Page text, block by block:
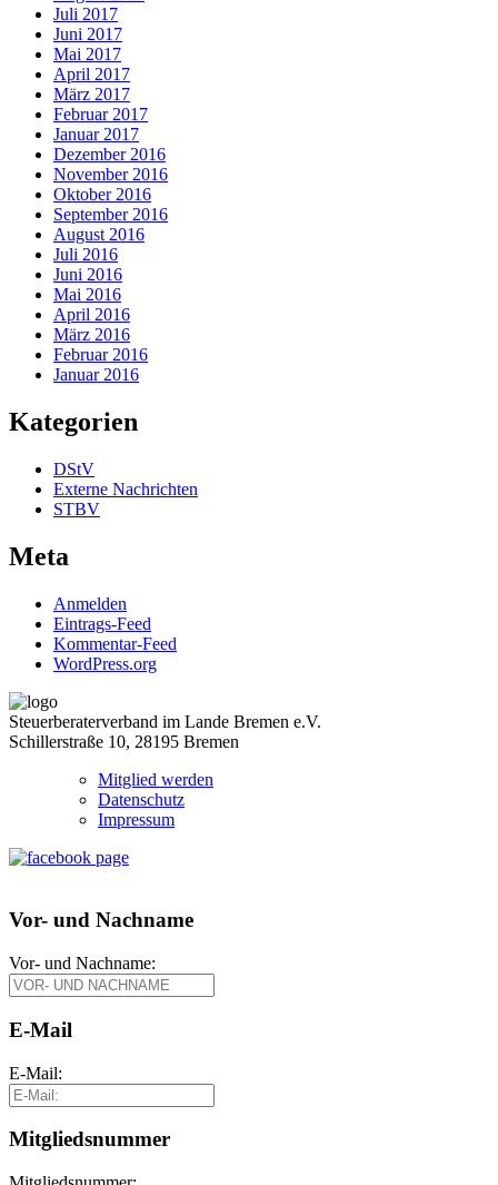
Juli 2017
Juni 2017
Mai 2017
April 2017
März 2017
Februar 2017
Januar 2017
Dezember 2016
November 2016
Oktober 2016
September 2016
August 2016
Juli 2016
Juni 2016
Mai 2016
April 2016
März 2016
Februar 2016
Januar 2016
Kategorien
DStV
Externe Nachrichten
STBV
Meta
Anmelden
Eintrags-Feed
Kommentar-Feed
WordPress.org
Steuerberaterverband im Lande Bremen e.V.
Schillerstraße 10, 28195 Bremen
Mitglied werden
Datenschutz
Impressum
Vor- und Nachname
Vor- und Nachname:
E-Mail
E-Mail:
Mitgliedsnummer